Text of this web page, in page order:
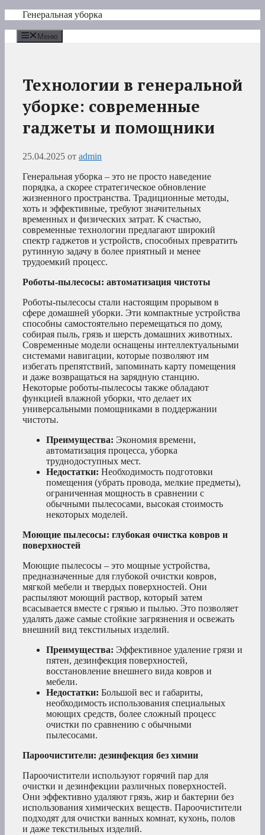
Перейти
содержимому
Генеральная уборка
Меню
Технологии в генеральной
уборке: современные
гаджеты и помощники
25.04.2025 от admin
Генеральная уборка – это не просто наведение
порядка, а скорее стратегическое обновление
жизненного пространства. Традиционные методы,
хоть и эффективные, требуют значительных
временных и физических затрат. К счастью,
современные технологии предлагают широкий
спектр гаджетов и устройств, способных превратить
рутинную задачу в более приятный и менее
трудоемкий процесс.
Роботы-пылесосы: автоматизация чистоты
Роботы-пылесосы стали настоящим прорывом в
сфере домашней уборки. Эти компактные устройства
способны самостоятельно перемещаться по дому,
собирая пыль, грязь и шерсть домашних животных.
Современные модели оснащены интеллектуальными
системами навигации, которые позволяют им
избегать препятствий, запоминать карту помещения
и даже возвращаться на зарядную станцию.
Некоторые роботы-пылесосы также обладают
функцией влажной уборки, что делает их
универсальными помощниками в поддержании
чистоты.
Преимущества: Экономия времени,
автоматизация процесса, уборка
труднодоступных мест.
Недостатки: Необходимость подготовки
помещения (убрать провода, мелкие предметы),
ограниченная мощность в сравнении с
обычными пылесосами, высокая стоимость
некоторых моделей.
Моющие пылесосы: глубокая очистка ковров и
поверхностей
Моющие пылесосы – это мощные устройства,
предназначенные для глубокой очистки ковров,
мягкой мебели и твердых поверхностей. Они
распыляют моющий раствор, который затем
всасывается вместе с грязью и пылью. Это позволяет
удалять даже самые стойкие загрязнения и освежать
внешний вид текстильных изделий.
Преимущества: Эффективное удаление грязи и
пятен, дезинфекция поверхностей,
восстановление внешнего вида ковров и
мебели.
Недостатки: Большой вес и габариты,
необходимость использования специальных
моющих средств, более сложный процесс
очистки по сравнению с обычными
пылесосами.
Пароочистители: дезинфекция без химии
Пароочистители используют горячий пар для
очистки и дезинфекции различных поверхностей.
Они эффективно удаляют грязь, жир и бактерии без
использования химических веществ. Пароочистители
подходят для очистки ванных комнат, кухонь, полов
и даже текстильных изделий.